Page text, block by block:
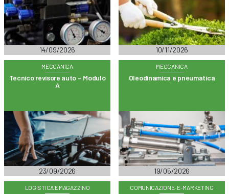
14/09/2026 10/11/2026
MECCANICA
Tecnico revisore auto – Modulo
A
23/09/2026
MECCANICA
Oleodinamica e pneumatica
19/05/2026
LOGISTICA E MAGAZZINO COMUNICAZIONE-E-MARKETING